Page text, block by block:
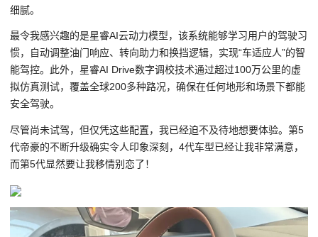
细腻。
最令我感兴趣的是星睿AI云动力模型，该系统能够学习用户的驾驶习
惯，自动调整油门响应、转向助力和换挡逻辑，实现“车适应人”的智
能驾控。此外，星睿AI Drive数字调校技术通过超过100万公里的虚
拟仿真测试，覆盖全球200多种路况，确保在任何地形和场景下都能
安全驾驶。
尽管尚未试驾，但仅凭这些配置，我已经迫不及待地想要体验。第5
代帝豪的不断升级确实令人印象深刻，4代车型已经让我非常满意，
而第5代显然要让我移情别恋了！